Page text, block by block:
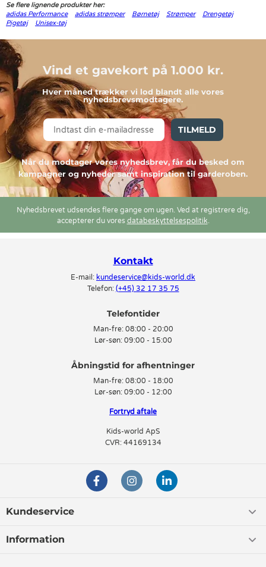
Se flere lignende produkter her:
adidas Performance
adidas strømper Børnetøj Strømper
Drengetøj
Pigetøj
Unisex-tøj
Vind et gavekort på 1.000 kr.
Hver måned trækker vi lod blandt alle vores
nyhedsbrevsmodtagere.
TILMELD
Når du modtager vores nyhedsbrev, får du besked om
kampagner og nyheder samt inspiration til garderoben.
Nyhedsbrevet udsendes flere gange om ugen. Ved at registrere dig,
accepterer du vores databeskyttelsespolitik.
Kontakt
E-mail: kundeservice@kids-world.dk
Telefon: (+45) 32 17 35 75
Telefontider
Man-fre: 08:00 - 20:00
Lør-søn: 09:00 - 15:00
Man-fre: 08:00 - 18:00
Lør-søn: 09:00 - 12:00
Fortryd aftale
Kids-world ApS
CVR: 44169134
Kundeservice
Information